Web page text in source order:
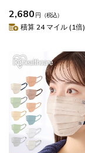
2,680 円 （税込）
積算 24 マイル (1倍)